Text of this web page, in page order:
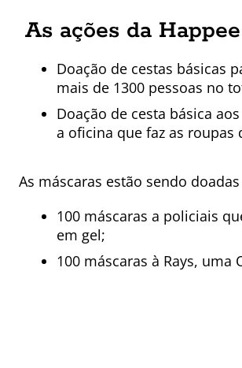
As ações da
Doação de cestas básicas
mais de 1300 pessoas no
Doação de cesta básica
a oficina que faz as
As máscaras estão sendo
100 máscaras a policiais
em gel;
100 máscaras à Rays,